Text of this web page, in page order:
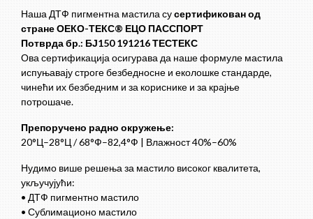
Наша ДТФ пигментна мастила сусертификован од
стране ОЕКО-ТЕКС® ЕЦО ПАССПОРТ
Потврда бр.: БЈ150 191216 ТЕСТЕКС
Ова сертификација осигурава да наше формуле мастила
испуњавају строге безбедносне и еколошке стандарде,
чинећи их безбедним и за кориснике и за крајње
потрошаче.
Препоручено радно окружење:
20°Ц–28°Ц / 68°Ф–82,4°Ф | Влажност 40%–60%
Нудимо више решења за мастило високог квалитета,
укључујући:
• ДТФ пигментно мастило
• Сублимационо мастило